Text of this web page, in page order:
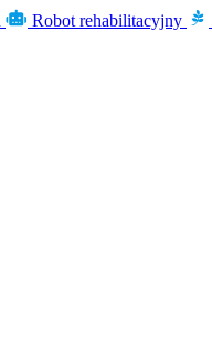
Robot rehabilitacyjny